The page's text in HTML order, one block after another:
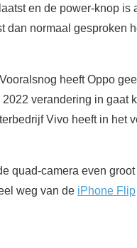
en de power-knop is
normaal gesproken
heeft Oppo
verandering in gaat
Vivo heeft in het
quad-camera even
weg van de iPhone Flip